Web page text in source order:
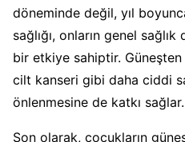
döneminde değil, yıl
sağlığı, onların genel
bir etkiye sahiptir.
cilt kanseri gibi daha ciddi
önlenmesine de katkı sağlar.
Son olarak, çocukların